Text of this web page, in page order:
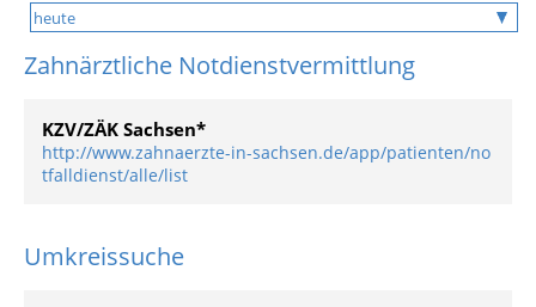
Zahnärztliche Notdienstvermittlung
KZV/ZÄK Sachsen*
http://www.zahnaerzte-in-sachsen.de/app/patienten/no
tfalldienst/alle/list
Umkreissuche